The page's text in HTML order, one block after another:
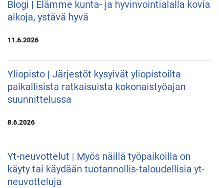
Blogi | Elämme kunta- ja hyvinvointialalla kovia
aikoja, ystävä hyvä
11.6.2026
Yliopisto | Järjestöt kysyivät yliopistoilta
paikallisista ratkaisuista kokonaistyöajan
suunnittelussa
8.6.2026
Yt-neuvottelut | Myös näillä työpaikoilla on
käyty tai käydään tuotannollis-taloudellisia yt-
neuvotteluja